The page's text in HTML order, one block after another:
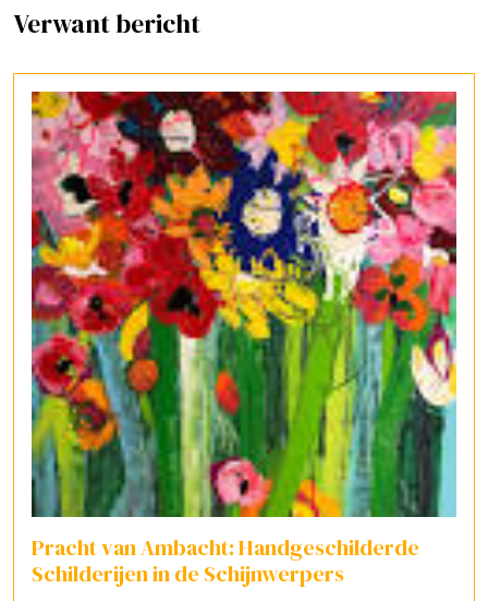
Verwant bericht
Pracht van Ambacht: Handgeschilderde
Schilderijen in de Schijnwerpers